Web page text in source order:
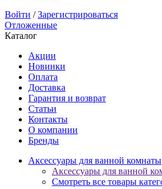
Войти /Зарегистрироваться
Отложенные
Каталог
Акции
Новинки
Оплата
Доставка
Гарантия и возврат
Статьи
Контакты
О компании
Бренды
Аксессуары для ванной комнаты
Аксессуары для ванной
Смотреть все товары